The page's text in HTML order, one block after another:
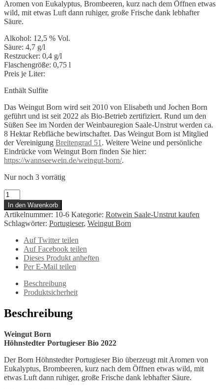
Aromen von Eukalyptus, Brombeeren, kurz nach dem Öffnen etwas
wild, mit etwas Luft dann ruhiger, große Frische dank lebhafter
Säure.
Alkohol: 12,5 % Vol.
Säure: 4,7 g/l
Restzucker: 0,4 g/l
Flaschengröße: 0,75 l
Preis je Liter:
Enthält Sulfite
Das Weingut Born wird seit 2010 von Elisabeth und Jochen Born
geführt und ist seit 2022 als Bio-Betrieb zertifiziert. Rund um den
Süßen See im Norden der Weinbauregion Saale-Unstrut werden ca.
8 Hektar Rebfläche bewirtschaftet. Das Weingut Born ist Mitglied
der Vereinigung Breitengrad 51 . Weitere Weine und persönliche
Eindrücke vom Weingut Born finden Sie hier:
https://wannseewein.de/weingut-born/.
Nur noch 3 vorrätig
Born
Höhnstedter
Portugieser
2022
Menge
In den Warenkorb
Artikelnummer: 10-6 Kategorie: Rotwein Saale-Unstrut kaufen
Schlagwörter: Portugieser, Weingut Born
Auf Twitter teilen
Auf Facebook teilen
Dieses Produkt anheften
Per E-Mail teilen
Beschreibung
Produktsicherheit
Beschreibung
Weingut Born
Höhnstedter Portugieser Bio 2022
Der Born Höhnstedter Portugieser Bio überzeugt mit Aromen von
Eukalyptus, Brombeeren, kurz nach dem Öffnen etwas wild, mit
etwas Luft dann ruhiger, große Frische dank lebhafter Säure.